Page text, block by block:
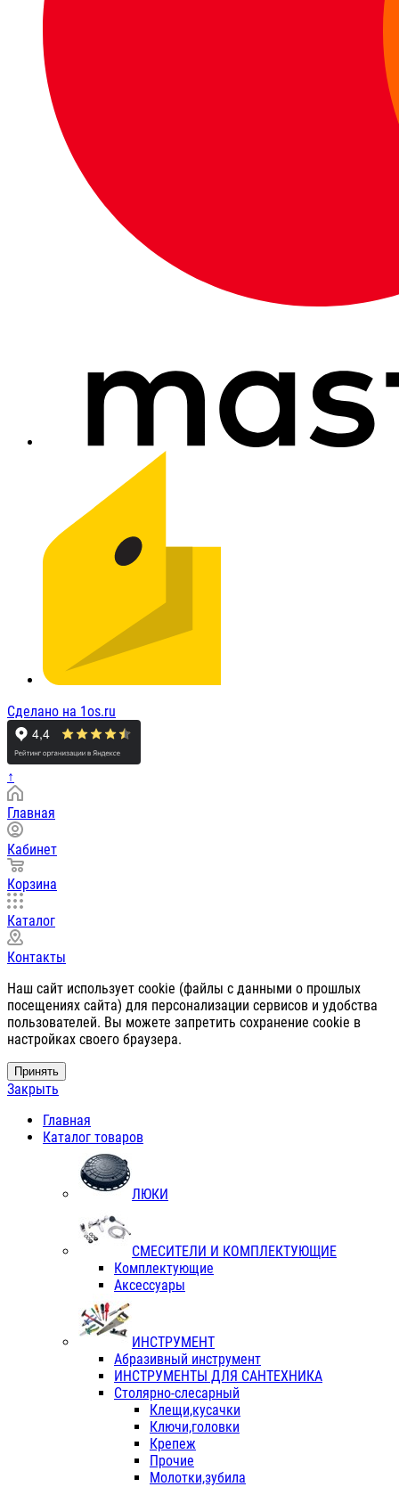
Сделано на 1os.ru
↑
Главная
Кабинет
Корзина
Каталог
Контакты
Наш сайт использует cookie (файлы с данными о прошлых
посещениях сайта) для персонализации сервисов и удобства
пользователей. Вы можете запретить сохранение cookie в
настройках своего браузера.
Принять
Закрыть
Главная
Каталог товаров
ЛЮКИ
СМЕСИТЕЛИ И КОМПЛЕКТУЮЩИЕ
Комплектующие
Аксессуары
ИНСТРУМЕНТ
Абразивный инструмент
ИНСТРУМЕНТЫ ДЛЯ САНТЕХНИКА
Столярно-слесарный
Клещи,кусачки
Ключи,головки
Крепеж
Прочие
Молотки,зубила